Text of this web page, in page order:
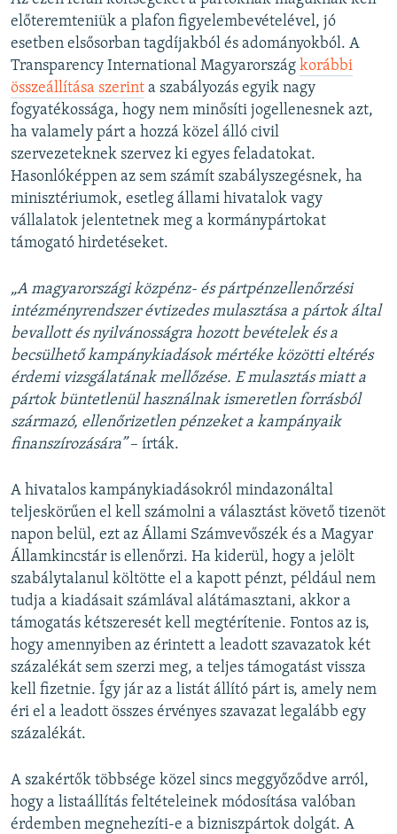
előteremteniük a plafon figyelembevételével, jó
esetben elsősorban tagdíjakból és adományokból. A
Transparency International Magyarország korábbi
összeállítása szerint a szabályozás egyik nagy
fogyatékossága, hogy nem minősíti jogellenesnek azt,
ha valamely párt a hozzá közel álló civil
szervezeteknek szervez ki egyes feladatokat.
Hasonlóképpen az sem számít szabályszegésnek, ha
minisztériumok, esetleg állami hivatalok vagy
vállalatok jelentetnek meg a kormánypártokat
támogató hirdetéseket.
„A magyarországi közpénz- és pártpénzellenőrzési
intézményrendszer évtizedes mulasztása a pártok által
bevallott és nyilvánosságra hozott bevételek és a
becsülhető kampánykiadások mértéke közötti eltérés
érdemi vizsgálatának mellőzése. E mulasztás miatt a
pártok büntetlenül használnak ismeretlen forrásból
származó, ellenőrizetlen pénzeket a kampányaik
finanszírozására”– írták.
A hivatalos kampánykiadásokról mindazonáltal
teljeskörűen el kell számolni a választást követő tizenöt
napon belül, ezt az Állami Számvevőszék és a Magyar
Államkincstár is ellenőrzi. Ha kiderül, hogy a jelölt
szabálytalanul költötte el a kapott pénzt, például nem
tudja a kiadásait számlával alátámasztani, akkor a
támogatás kétszeresét kell megtérítenie. Fontos az is,
hogy amennyiben az érintett a leadott szavazatok két
százalékát sem szerzi meg, a teljes támogatást vissza
kell fizetnie. Így jár az a listát állító párt is, amely nem
éri el a leadott összes érvényes szavazat legalább egy
százalékát.
A szakértők többsége közel sincs meggyőződve arról,
hogy a listaállítás feltételeinek módosítása valóban
érdemben megnehezíti-e a bizniszpártok dolgát. A